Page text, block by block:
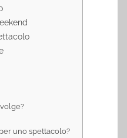
uno spettacolo?